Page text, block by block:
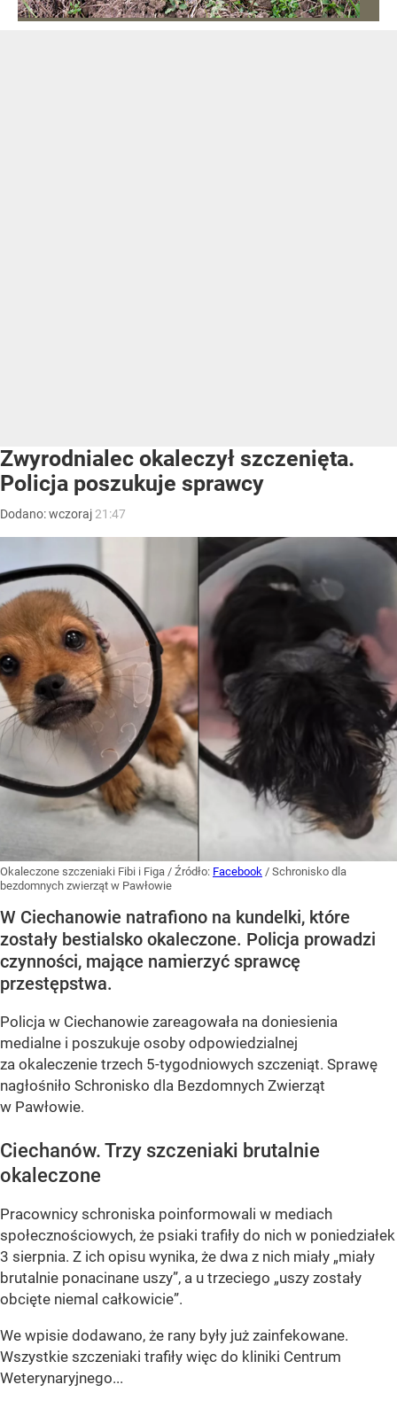
Zwyrodnialec okaleczył szczenięta.
Policja poszukuje sprawcy
Dodano:wczoraj 21:47
Okaleczone szczeniaki Fibi i Figa / Źródło: Facebook / Schronisko dla
bezdomnych zwierząt w Pawłowie
W Ciechanowie natrafiono na kundelki, które
zostały bestialsko okaleczone. Policja prowadzi
czynności, mające namierzyć sprawcę
przestępstwa.
Policja w Ciechanowie zareagowała na doniesienia
medialne i poszukuje osoby odpowiedzialnej
za okaleczenie trzech 5-tygodniowych szczeniąt. Sprawę
nagłośniło Schronisko dla Bezdomnych Zwierząt
w Pawłowie.
Ciechanów. Trzy szczeniaki brutalnie
okaleczone
Pracownicy schroniska poinformowali w mediach
społecznościowych, że psiaki trafiły do nich w poniedziałek
3 sierpnia. Z ich opisu wynika, że dwa z nich miały „miały
brutalnie ponacinane uszy”, a u trzeciego „uszy zostały
obcięte niemal całkowicie”.
We wpisie dodawano, że rany były już zainfekowane.
Wszystkie szczeniaki trafiły więc do kliniki Centrum
Weterynaryjnego...